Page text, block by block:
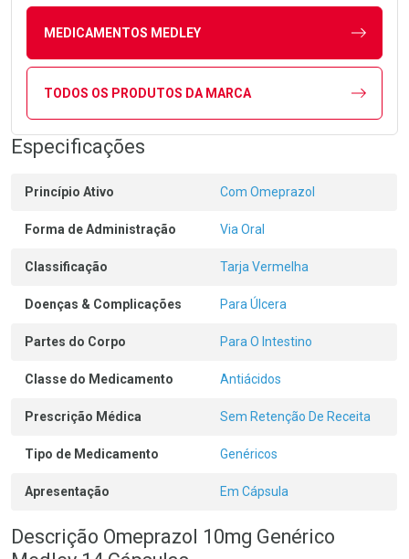
MEDICAMENTOS MEDLEY
TODOS OS PRODUTOS DA MARCA
Especificações
Princípio Ativo Com Omeprazol
Forma de Administração Via Oral
Classificação Tarja Vermelha
Doenças & Complicações Para Úlcera
Partes do Corpo Para O Intestino
Classe do Medicamento Antiácidos
Prescrição Médica Sem Retenção De Receita
Tipo de Medicamento Genéricos
Apresentação Em Cápsula
Descrição Omeprazol 10mg Genérico